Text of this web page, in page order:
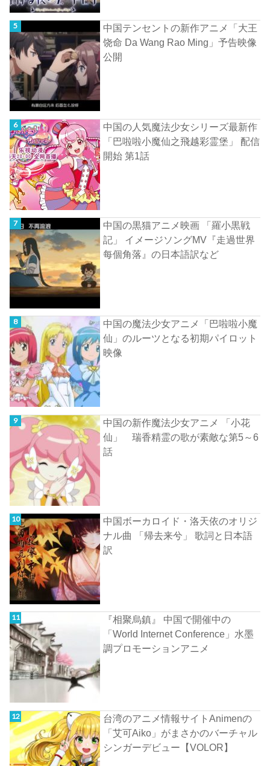
中国テンセントの新作アニメ「大王
饶命 Da Wang Rao Ming」予告映像
公開
中国の人気魔法少女シリーズ最新作
「巴啦啦小魔仙之飛越彩霊堡」 配信
開始 第1話
中国の黒猫アニメ映画 「羅小黒戦
記」 イメージソングMV『走過世界
每個角落』の日本語訳など
中国の魔法少女アニメ「巴啦啦小魔
仙」のルーツとなる初期パイロット
映像
中国の新作魔法少女アニメ 「小花
仙」 瑞香精霊の歌が素敵な第5～6
話
中国ボーカロイド・洛天依のオリジ
ナル曲 「帰去来兮」 歌詞と日本語
訳
『相聚烏鎮』 中国で開催中の
「World Internet Conference」水墨
調プロモーションアニメ
台湾のアニメ情報サイトAnimenの
「艾可Aiko」がまさかのバーチャル
シンガーデビュー【VOLOR】